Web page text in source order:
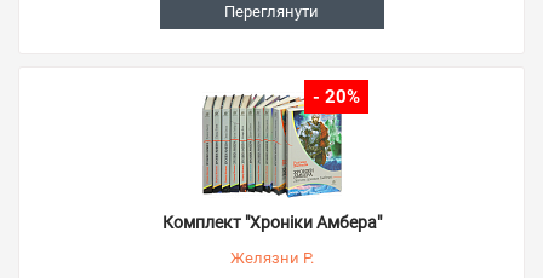
Переглянути
- 20%
Комплект "Хроніки Амбера"
Желязни Р.